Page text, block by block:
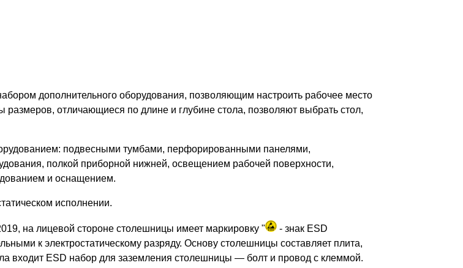
дополнительного оборудования, позволяющим настроить рабочее место
размеров, отличающиеся по длине и глубине стола, позволяют выбрать стол,
подвесными тумбами, перфорированными панелями,
полкой приборной нижней, освещением рабочей поверхности,
и оснащением.
исполнении.
на лицевой стороне столешницы имеет маркировку "
- знак ESD
к электростатическому разряду. Основу столешницы составляет плита,
входит ESD набор для заземления столешницы — болт и провод с клеммой.